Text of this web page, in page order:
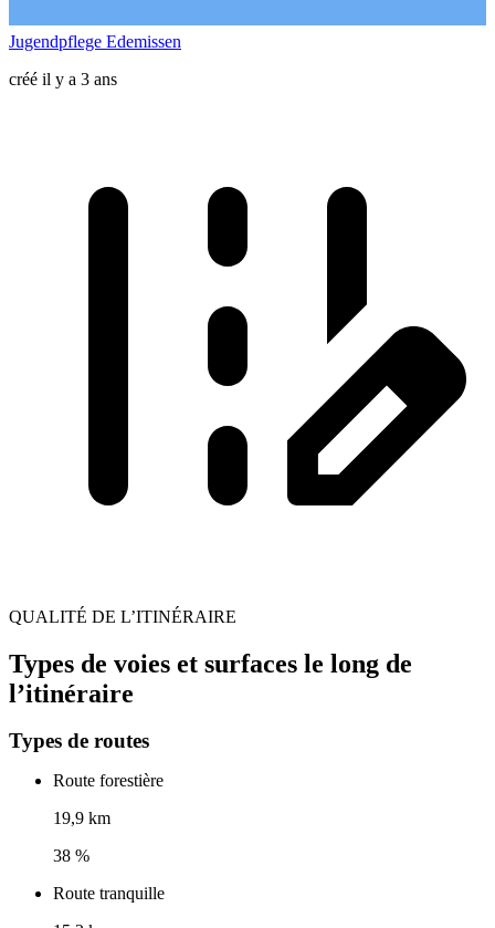
Jugendpflege Edemissen
créé il y a 3 ans
QUALITÉ DE L’ITINÉRAIRE
Types de voies et surfaces le long de
l’itinéraire
Types de routes
Route forestière
19,9 km
38 %
Route tranquille